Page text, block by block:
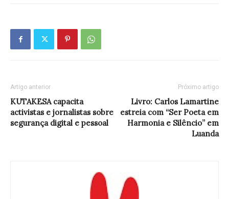
Artigo anterior
KUTAKESA capacita
activistas e jornalistas sobre
segurança digital e pessoal
Próximo artigo
Livro: Carlos Lamartine
estreia com “Ser Poeta em
Harmonia e Silêncio” em
Luanda